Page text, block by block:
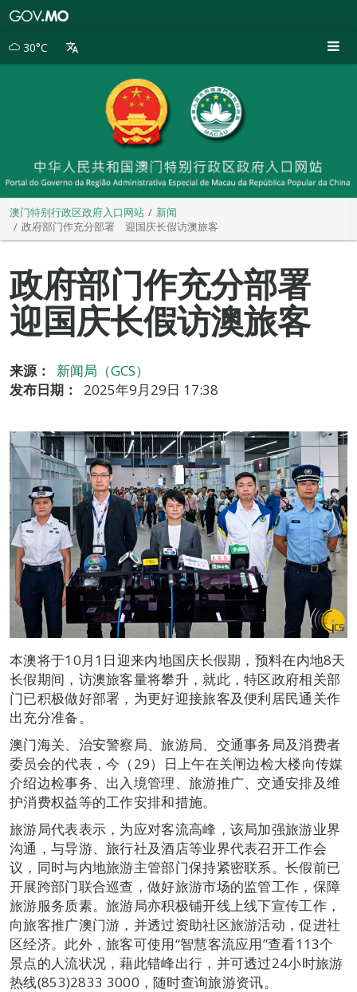
别
30°C
澳门特别行政区政府入口网站
新闻
政府部门作充分部署 迎国庆长假访澳旅客
政府部门作充分部署
迎国庆长假访澳旅客
来源：
新闻局（GCS）
发布日期：
2025年9月29日 17:38
本澳将于10月1日迎来内地国庆长假期，预料在内地8天
长假期间，访澳旅客量将攀升，就此，特区政府相关部
门已积极做好部署，为更好迎接旅客及便利居民通关作
出充分准备。
澳门海关、治安警察局、旅游局、交通事务局及消费者
委员会的代表，今（29）日上午在关闸边检大楼向传媒
介绍边检事务、出入境管理、旅游推广、交通安排及维
护消费权益等的工作安排和措施。
旅游局代表表示，为应对客流高峰，该局加强旅游业界
沟通，与导游、旅行社及酒店等业界代表召开工作会
议，同时与内地旅游主管部门保持紧密联系。长假前已
开展跨部门联合巡查，做好旅游市场的监管工作，保障
旅游服务质素。旅游局亦积极铺开线上线下宣传工作，
向旅客推广澳门游，并透过资助社区旅游活动，促进社
区经济。此外，旅客可使用“智慧客流应用”查看113个
景点的人流状况，藉此错峰出行，并可透过24小时旅游
热线(853)2833 3000，随时查询旅游资讯。